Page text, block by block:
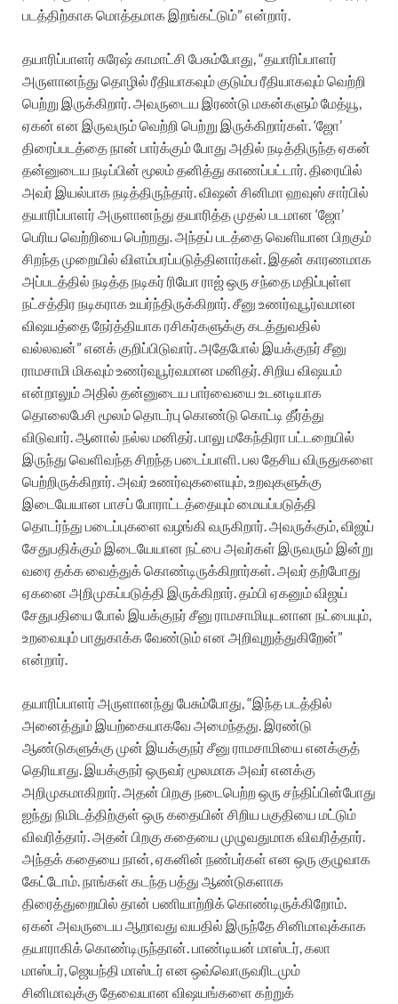
படத்திற்காக மொத்தமாக இறங்கட்டும்” என்றார்.
தயாரிப்பாளர் சுரேஷ் காமாட்சி பேசும்போது, “தயாரிப்பாளர்
அருளானந்து தொழில் ரீதியாகவும் குடும்ப ரீதியாகவும் வெற்றி
பெற்று இருக்கிறார். அவருடைய இரண்டு மகன்களும் மேத்யூ,
ஏகன் என இருவரும் வெற்றி பெற்று இருக்கிறார்கள். ‘ஜோ’
திரைப்படத்தை நான் பார்க்கும் போது அதில் நடித்திருந்த ஏகன்
தன்னுடைய நடிப்பின் மூலம் தனித்து காணப்பட்டார்.‌ திரையில்
அவர் இயல்பாக நடித்திருந்தார். விஷன் சினிமா ஹவுஸ் சார்பில்
தயாரிப்பாளர் அருளானந்து தயாரித்த முதல் படமான ‘ஜோ’
பெரிய வெற்றியை பெற்றது. அந்தப் படத்தை வெளியான பிறகும்
சிறந்த முறையில் விளம்பரப்படுத்தினார்கள். இதன் காரணமாக
அப்படத்தில் நடித்த நடிகர் ரியோ ராஜ் ஒரு சந்தை மதிப்புள்ள
நட்சத்திர நடிகராக உயர்ந்திருக்கிறார். சீனு உணர்வுபூர்வமான
விஷயத்தை நேர்த்தியாக ரசிகர்களுக்கு கடத்துவதில்
வல்லவன்” எனக் குறிப்பிடுவார். அதேபோல் இயக்குநர் சீனு
ராமசாமி மிகவும் உணர்வுபூர்வமான மனிதர். சிறிய விஷயம்
என்றாலும் அதில் தன்னுடைய பார்வையை உடனடியாக
தொலைபேசி மூலம் தொடர்பு கொண்டு கொட்டி தீர்த்து
விடுவார். ஆனால் நல்ல மனிதர். பாலு மகேந்திரா பட்டறையில்
இருந்து வெளிவந்த சிறந்த படைப்பாளி. பல தேசிய விருதுகளை
பெற்றிருக்கிறார். அவர் உணர்வுகளையும், உறவுகளுக்கு
இடையேயான பாசப் போராட்டத்தையும் மையப்படுத்தி
தொடர்ந்து படைப்புகளை வழங்கி வருகிறார். அவருக்கும், விஜய்
சேதுபதிக்கும் இடையேயான நட்பை அவர்கள் இருவரும் இன்று
வரை தக்க வைத்துக் கொண்டிருக்கிறார்கள்.‌ அவர் தற்போது
ஏகனை அறிமுகப்படுத்தி இருக்கிறார். தம்பி ஏகனும் விஜய்
சேதுபதியை போல் இயக்குநர் சீனு ராமசாமியுடனான நட்பையும்,
உறவையும் பாதுகாக்க வேண்டும் என அறிவுறுத்துகிறேன்”
என்றார்.
தயாரிப்பாளர் அருளானந்து பேசும்போது, “இந்த படத்தில்
அனைத்தும் இயற்கையாகவே அமைந்தது. இரண்டு
ஆண்டுகளுக்கு முன் இயக்குநர் சீனு ராமசாமியை எனக்குத்
தெரியாது. இயக்குநர் ஒருவர் மூலமாக அவர் எனக்கு
அறிமுகமாகிறார். அதன் பிறகு நடைபெற்ற ஒரு சந்திப்பின்போது
ஐந்து நிமிடத்திற்குள் ஒரு கதையின் சிறிய பகுதியை மட்டும்
விவரித்தார். அதன் பிறகு கதையை முழுவதுமாக விவரித்தார்.
அந்தக் கதையை நான், ஏகனின் நண்பர்கள் என ஒரு குழுவாக
கேட்டோம். நாங்கள் கடந்த பத்து ஆண்டுகளாக
திரைத்துறையில் தான் பணியாற்றிக் கொண்டிருக்கிறோம்.
ஏகன் அவருடைய ஆறாவது வயதில் இருந்தே சினிமாவுக்காக
தயாராகிக் கொண்டிருந்தான். பாண்டியன் மாஸ்டர், கலா
மாஸ்டர், ஜெயந்தி மாஸ்டர் என ஒவ்வொருவரிடமும்
சினிமாவுக்கு தேவையான விஷயங்களை கற்றுக்